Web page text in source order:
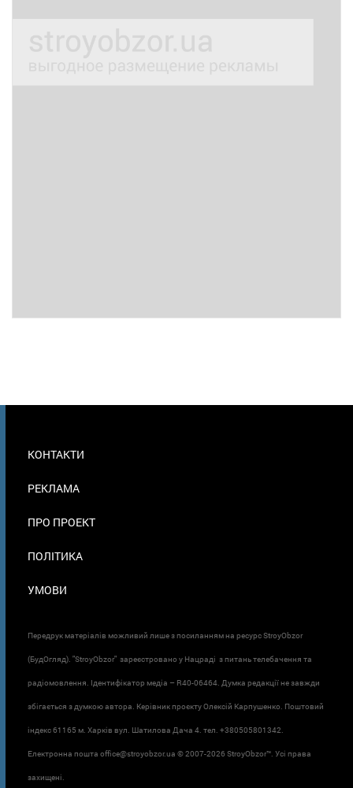
В
КОНТАКТИ
РЕКЛАМА
ПРО ПРОЕКТ
ПОЛІТИКА
УМОВИ
Передрук матеріалів можливий лише з посиланням на ресурс StroyObzor
(БудОгляд). "StroyObzor" зареєстровано у Нацраді з питань телебачення та
радіомовлення. Ідентифікатор медіа – R40-06464. Думка редакції не завжди
збігається з думкою автора. Керівник проєкту Олексій Карпушенко. Поштовий
індекс 61165 м. Харків вул. Шатилова Дача 4. тел. +380505801342.
Електронна пошта office@stroyobzor.ua © 2007-2026 StroyObzor™. Усі права
захищені.